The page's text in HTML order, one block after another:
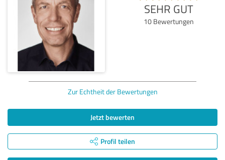
SEHR GUT
10 Bewertungen
Zur Echtheit der Bewertungen
Jetzt bewerten
Profil teilen